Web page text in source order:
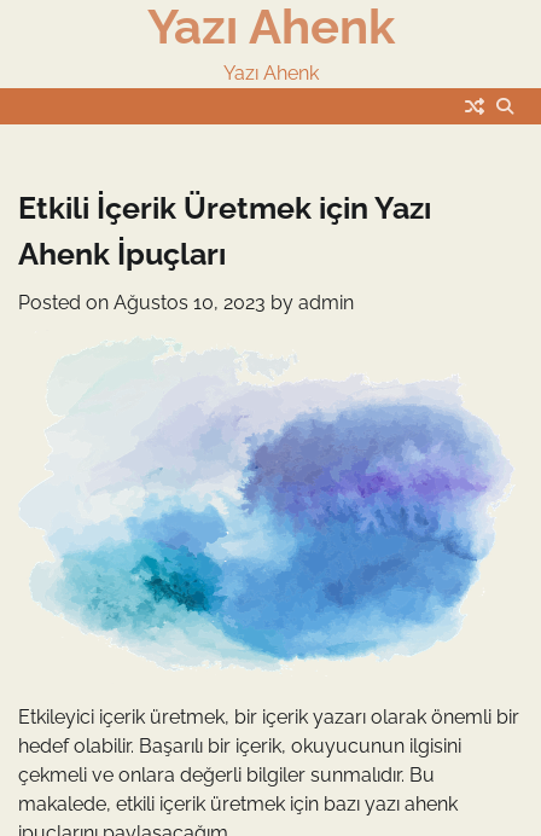
Yazı Ahenk
Yazı Ahenk
Etkili İçerik Üretmek için Yazı
Ahenk İpuçları
Posted on Ağustos 10, 2023 by admin
Etkileyici içerik üretmek, bir içerik yazarı olarak önemli bir
hedef olabilir. Başarılı bir içerik, okuyucunun ilgisini
çekmeli ve onlara değerli bilgiler sunmalıdır. Bu
makalede, etkili içerik üretmek için bazı yazı ahenk